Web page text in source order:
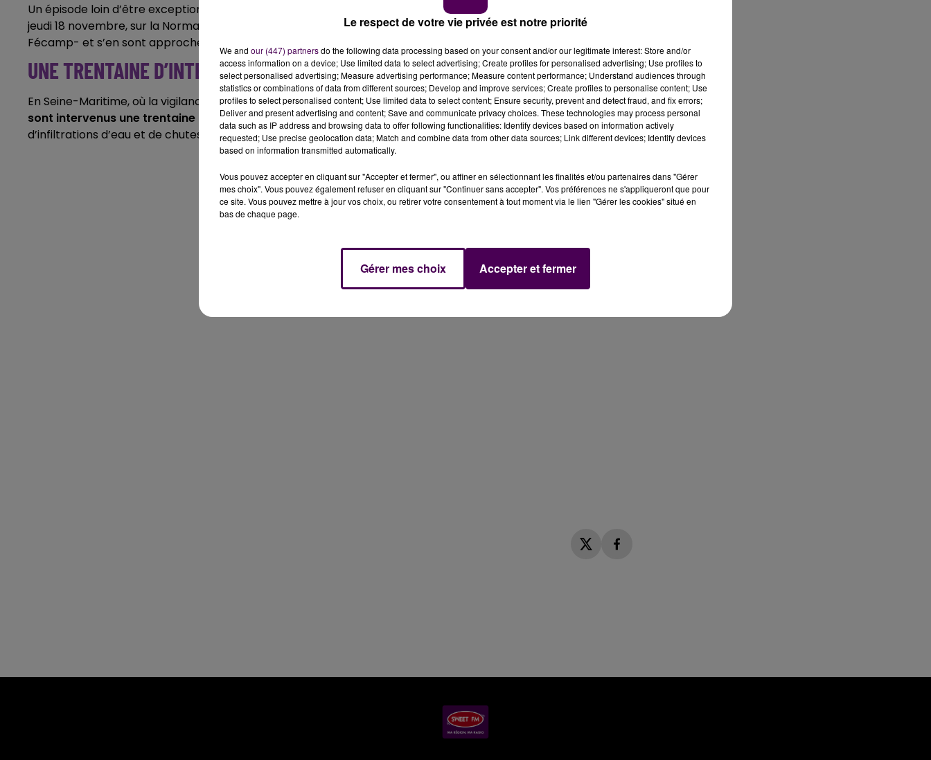
Un épisode loin d’être exceptionnel. Mais le vent à tout de même soufflé, dans la nuit de ces mercredi 17 au
jeudi 18 novembre, sur la Normandie. Les rafales ont
dépassé les 100 km/h sur la côte-jusqu’à 130 km/h à
Fécamp- et s’en sont approchées dans les terres, avec
UNE TRENTAINE D’INTERVENTIONS
En Seine-Maritime, où la vigilance jaune instaurée par Météo France reste de mise,les sapeurs-pompiers
sont intervenus une trentaine de fois en l’espace de quelques heures. Appelés à la suite d’inondations,
d’infiltrations d’eau et de chutes d’arbres sur la voie publique.
Le respect de votre vie privée est notre priorité
We and our (447) partnersdo the following data processing based on your consent and/or our legitimate interest: Store and/or
access information on a device; Use limited data to select advertising; Create profiles for personalised advertising; Use profiles to
select personalised advertising; Measure advertising performance; Measure content performance; Understand audiences through
statistics or combinations of data from different sources; Develop and improve services; Create profiles to personalise content; Use
profiles to select personalised content; Use limited data to select content; Ensure security, prevent and detect fraud, and fix errors;
Deliver and present advertising and content; Save and communicate privacy choices. These technologies may process personal
data such as IP address and browsing data to offer following functionalities: Identify devices based on information actively
requested; Use precise geolocation data; Match and combine data from other data sources; Link different devices; Identify devices
based on information transmitted automatically.
Vous pouvez accepter en cliquant sur "Accepter et fermer", ou affiner en sélectionnant les finalités et/ou partenaires dans "Gérer
mes choix". Vous pouvez également refuser en cliquant sur "Continuer sans accepter". Vos préférences ne s'appliqueront que pour
ce site. Vous pouvez mettre à jour vos choix, ou retirer votre consentement à tout moment via le lien "Gérer les cookies" situé en
bas de chaque page.
Gérer mes choix Accepter et fermer